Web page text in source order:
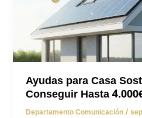
Ayudas para Casa
Conseguir Hasta
Departamento Comunicación/